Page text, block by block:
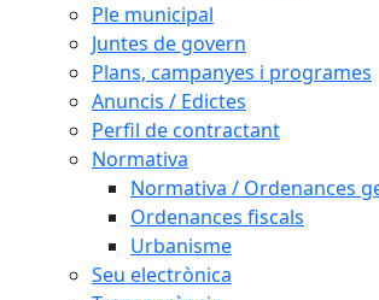
Ple municipal
Juntes de govern
Plans, campanyes i programes
Anuncis / Edictes
Perfil de contractant
Normativa
Normativa / Ordenances
Ordenances fiscals
Urbanisme
Seu electrònica